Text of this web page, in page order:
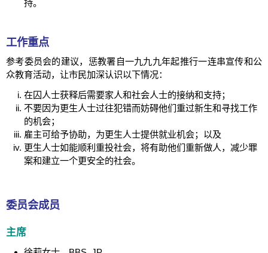
持。
工作重点
参考委员会的建议，惩教署自一九九九年起推行一连串宣传和公
众教育活动，让市民加深认识以下情况：
在囚人士获释后需要家人和社会人士的接纳和支持；
不要因为更生人士过往犯错而妨碍他们重过新生和寻找工作
的机会；
雇主可给予协助，为更生人士提供就业机会；以及
更生人士如能顺利重投社会，将有助他们重新做人，减少罪
案和建立一个更安全的社会。
委员会成员
主席